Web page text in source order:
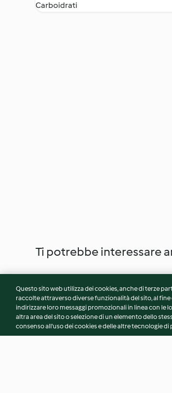
Carboidrati
Ti potrebbe interessare
Questo sito web utilizza dei cookies, anche di terze
raccolte attraverso diverse funzionalità del sito, al
indirizzare loro messaggi promozionali in linea con le
altra area del sito o selezione di un elemento dello
consenso all'uso dei cookies e delle altre tecnologie